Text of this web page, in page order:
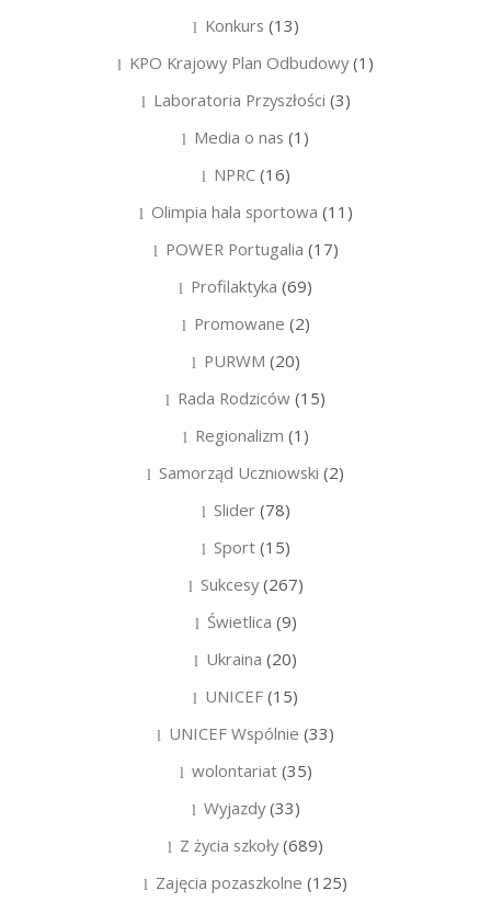
Konkurs (13)
KPO Krajowy Plan Odbudowy(1)
Laboratoria Przyszłości (3)
Media o nas (1)
NPRC(16)
Olimpia hala sportowa (11)
POWER Portugalia (17)
Profilaktyka (69)
Promowane (2)
PURWM (20)
Rada Rodziców (15)
Regionalizm (1)
Samorząd Uczniowski (2)
Slider(78)
Sport(15)
Sukcesy(267)
Świetlica (9)
Ukraina (20)
UNICEF (15)
UNICEF Wspólnie (33)
wolontariat(35)
Wyjazdy(33)
Z życia szkoły(689)
Zajęcia pozaszkolne (125)